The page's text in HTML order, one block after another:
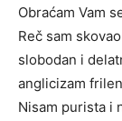
Obraćam Vam
Reč sam
slobodan i
anglicizam
Nisam purista i